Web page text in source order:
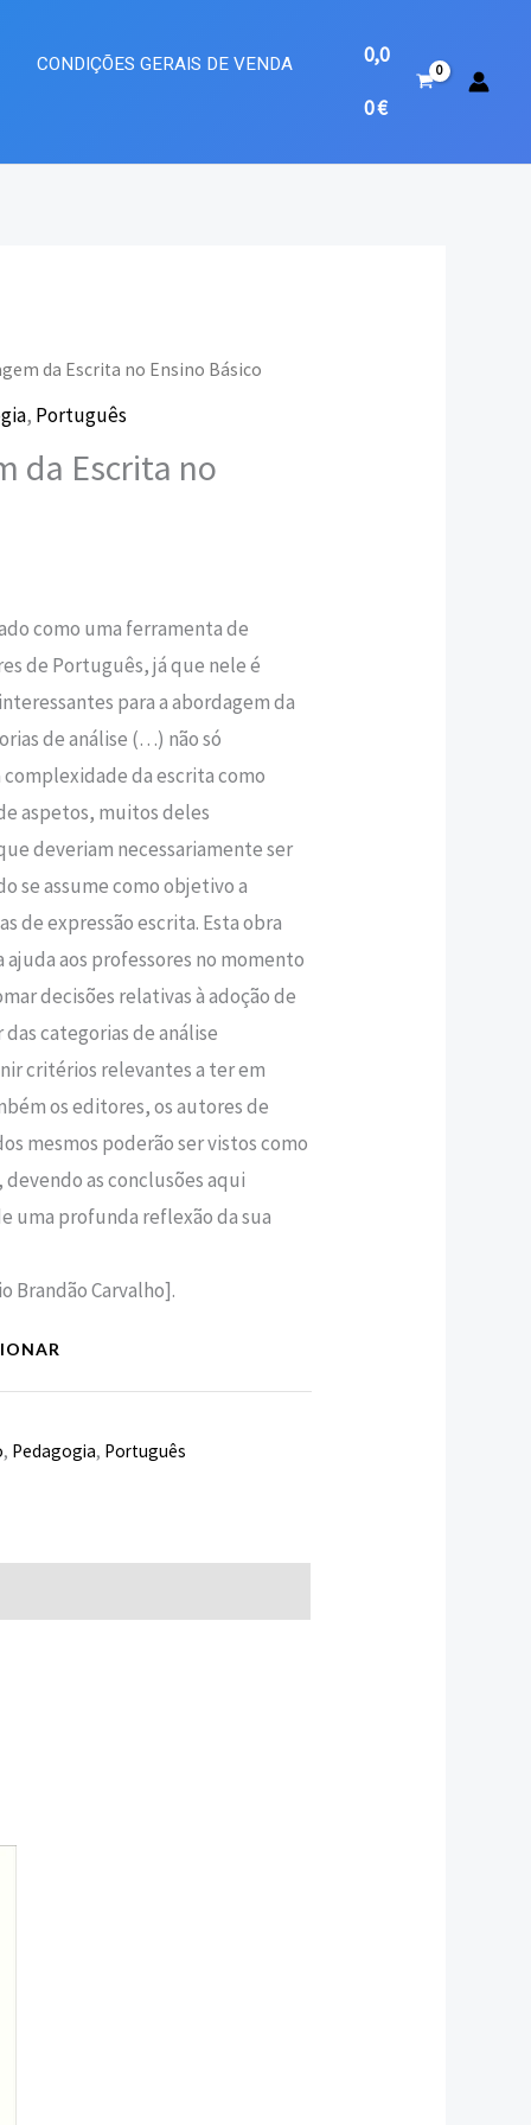
CONDIÇÕES GERAIS DE VENDA 0,0
0€
da Escrita no Ensino Básico
, Português
da Escrita no
como uma ferramenta de
de Português, já que nele é
para a abordagem da
de análise (…) não só
complexidade da escrita como
aspetos, muitos deles
deveriam necessariamente ser
se assume como objetivo a
de expressão escrita. Esta obra
aos professores no momento
decisões relativas à adoção de
categorias de análise
critérios relevantes a ter em
os editores, os autores de
mesmos poderão ser vistos como
as conclusões aqui
uma profunda reflexão da sua
Brandão Carvalho].
, Pedagogia, Português